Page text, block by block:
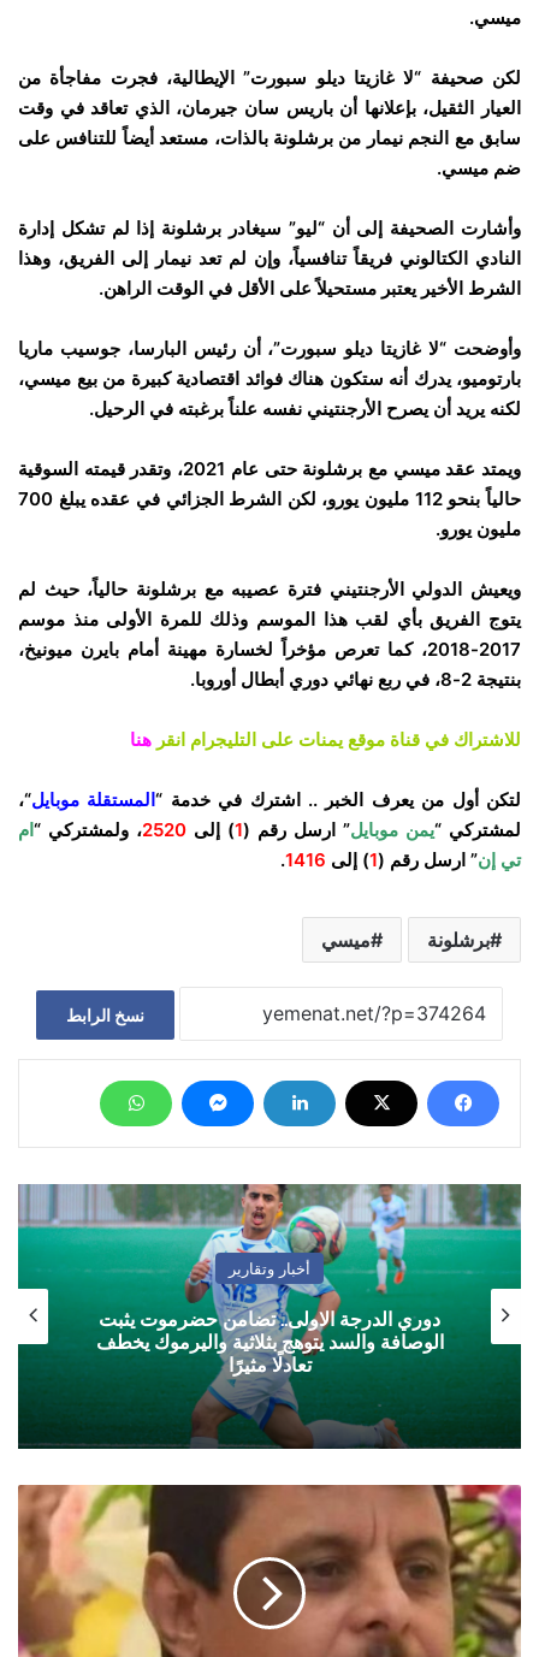
ميسي.
لكن صحيفة “لا غازيتا ديلو سبورت” الإيطالية، فجرت مفاجأة من
العيار الثقيل، بإعلانها أن باريس سان جيرمان، الذي تعاقد في وقت
سابق مع النجم نيمار من برشلونة بالذات، مستعد أيضاً للتنافس على
ضم ميسي.
وأشارت الصحيفة إلى أن “ليو” سيغادر برشلونة إذا لم تشكل إدارة
النادي الكتالوني فريقاً تنافسياً، وإن لم تعد نيمار إلى الفريق، وهذا
الشرط الأخير يعتبر مستحيلاً على الأقل في الوقت الراهن.
وأوضحت “لا غازيتا ديلو سبورت”، أن رئيس البارسا، جوسيب ماريا
بارتوميو، يدرك أنه ستكون هناك فوائد اقتصادية كبيرة من بيع ميسي،
لكنه يريد أن يصرح الأرجنتيني نفسه علناً برغبته في الرحيل.
ويمتد عقد ميسي مع برشلونة حتى عام 2021، وتقدر قيمته السوقية
حالياً بنحو 112 مليون يورو، لكن الشرط الجزائي في عقده يبلغ 700
مليون يورو.
ويعيش الدولي الأرجنتيني فترة عصيبه مع برشلونة حالياً، حيث لم
يتوج الفريق بأي لقب هذا الموسم وذلك للمرة الأولى منذ موسم
2017-2018، كما تعرص مؤخراً لخسارة مهينة أمام بايرن ميونيخ،
بنتيجة 2-8، في ربع نهائي دوري أبطال أوروبا.
للاشتراك في قناة موقع يمنات على التليجرام انقر هنا
لتكن أول من يعرف الخبر .. اشترك في خدمة “المستقلة موبايل“،
لمشتركي “يمن موبايل” ارسل رقم (1) إلى 2520، ولمشتركي “ام
تي إن” ارسل رقم (1) إلى 1416
.
برشلونة ميسي
نسخ الرابط
أخبار وتقارير
دوري الدرجة الاولى.. تضامن حضرموت يثبت
الوصافة والسد يتوهج بثلاثية واليرموك يخطف
تعادلًا مثيرًا
لا
يمكن
القبول
بقضم
أو
تدمير
معالم